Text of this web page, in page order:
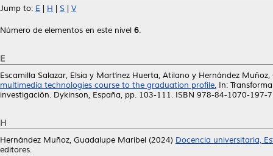
Jump to: E H S V
Número de elementos en este nivel 6.
E
Escamilla Salazar, Elsia y Martínez Huerta, Atilano y Hernández
multimedia technologies course to the graduation profile. In:
investigación. Dykinson, España, pp. 103-111. ISBN 978-84-1070-197-7
H
Hernández Muñoz, Guadalupe Maribel (2024) Docencia universitaria,
editores.